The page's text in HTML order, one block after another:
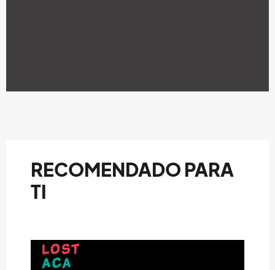
RECOMENDADO PARA
TI